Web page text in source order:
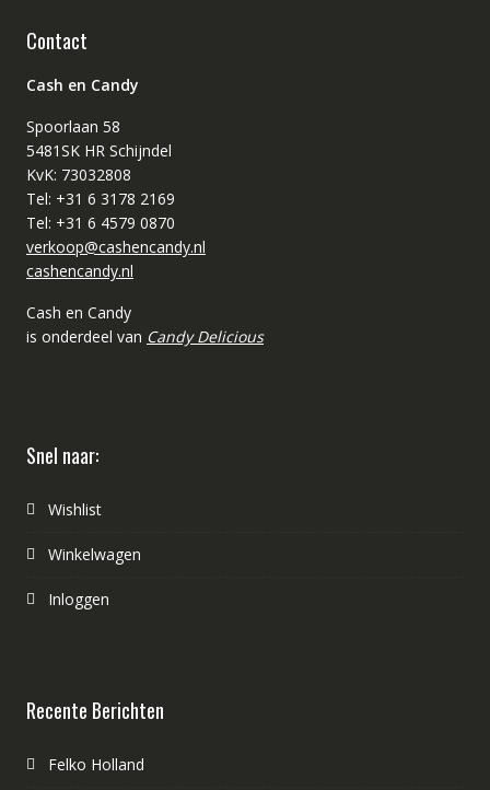
Contact
Cash en Candy
Spoorlaan 58
5481SK HR Schijndel
KvK: 73032808
Tel: +31 6 3178 2169
Tel: +31 6 4579 0870
verkoop@cashencandy.nl
cashencandy.nl
Cash en Candy
is onderdeel van Candy Delicious
Snel naar:
Wishlist
Winkelwagen
Inloggen
Recente Berichten
Felko Holland